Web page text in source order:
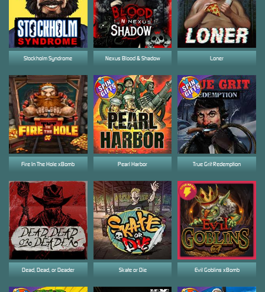
Nexus Blood & Shadow
Dead, Dead, or Deader Skate or Die
Stockholm Syndrome Loner
Fire In The Hole xBomb
Evil Goblins xBomb
Pearl Harbor True Grit Redemption